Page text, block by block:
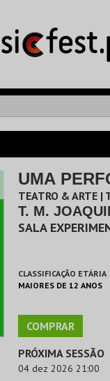
UMA
TEATRO & ARTE |
T. M.
SALA
CLASSIFICAÇÃO ETÁRIA
MAIORES DE 12 ANOS
COMPRAR
PRÓXIMA SESSÃO
04 dez 2026 21:00